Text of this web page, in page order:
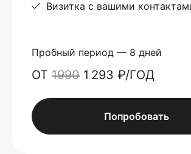
Визитка с вашими
Пробный период — 8 дней
ОТ 1990 1 293 ₽/ГОД
Попробовать